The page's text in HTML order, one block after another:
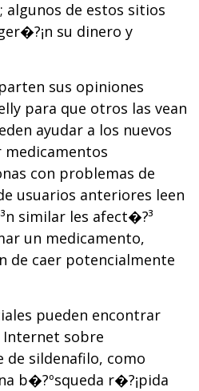
algunos de estos sitios
su dinero y
sus opiniones
para que otros las vean
ayudar a los nuevos
con problemas de
usuarios anteriores leen
similar les afect�?³
un medicamento,
de caer potencialmente
pueden encontrar
Internet sobre
de sildenafilo, como
b�?ºsqueda r�?¡pida